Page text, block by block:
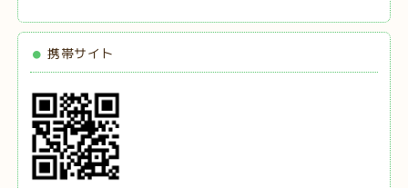
携帯サイト